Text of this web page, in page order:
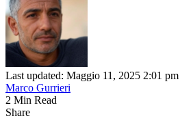
Last updated: Maggio 11, 2025 2:01 pm
Marco Gurrieri
2 Min Read
Share